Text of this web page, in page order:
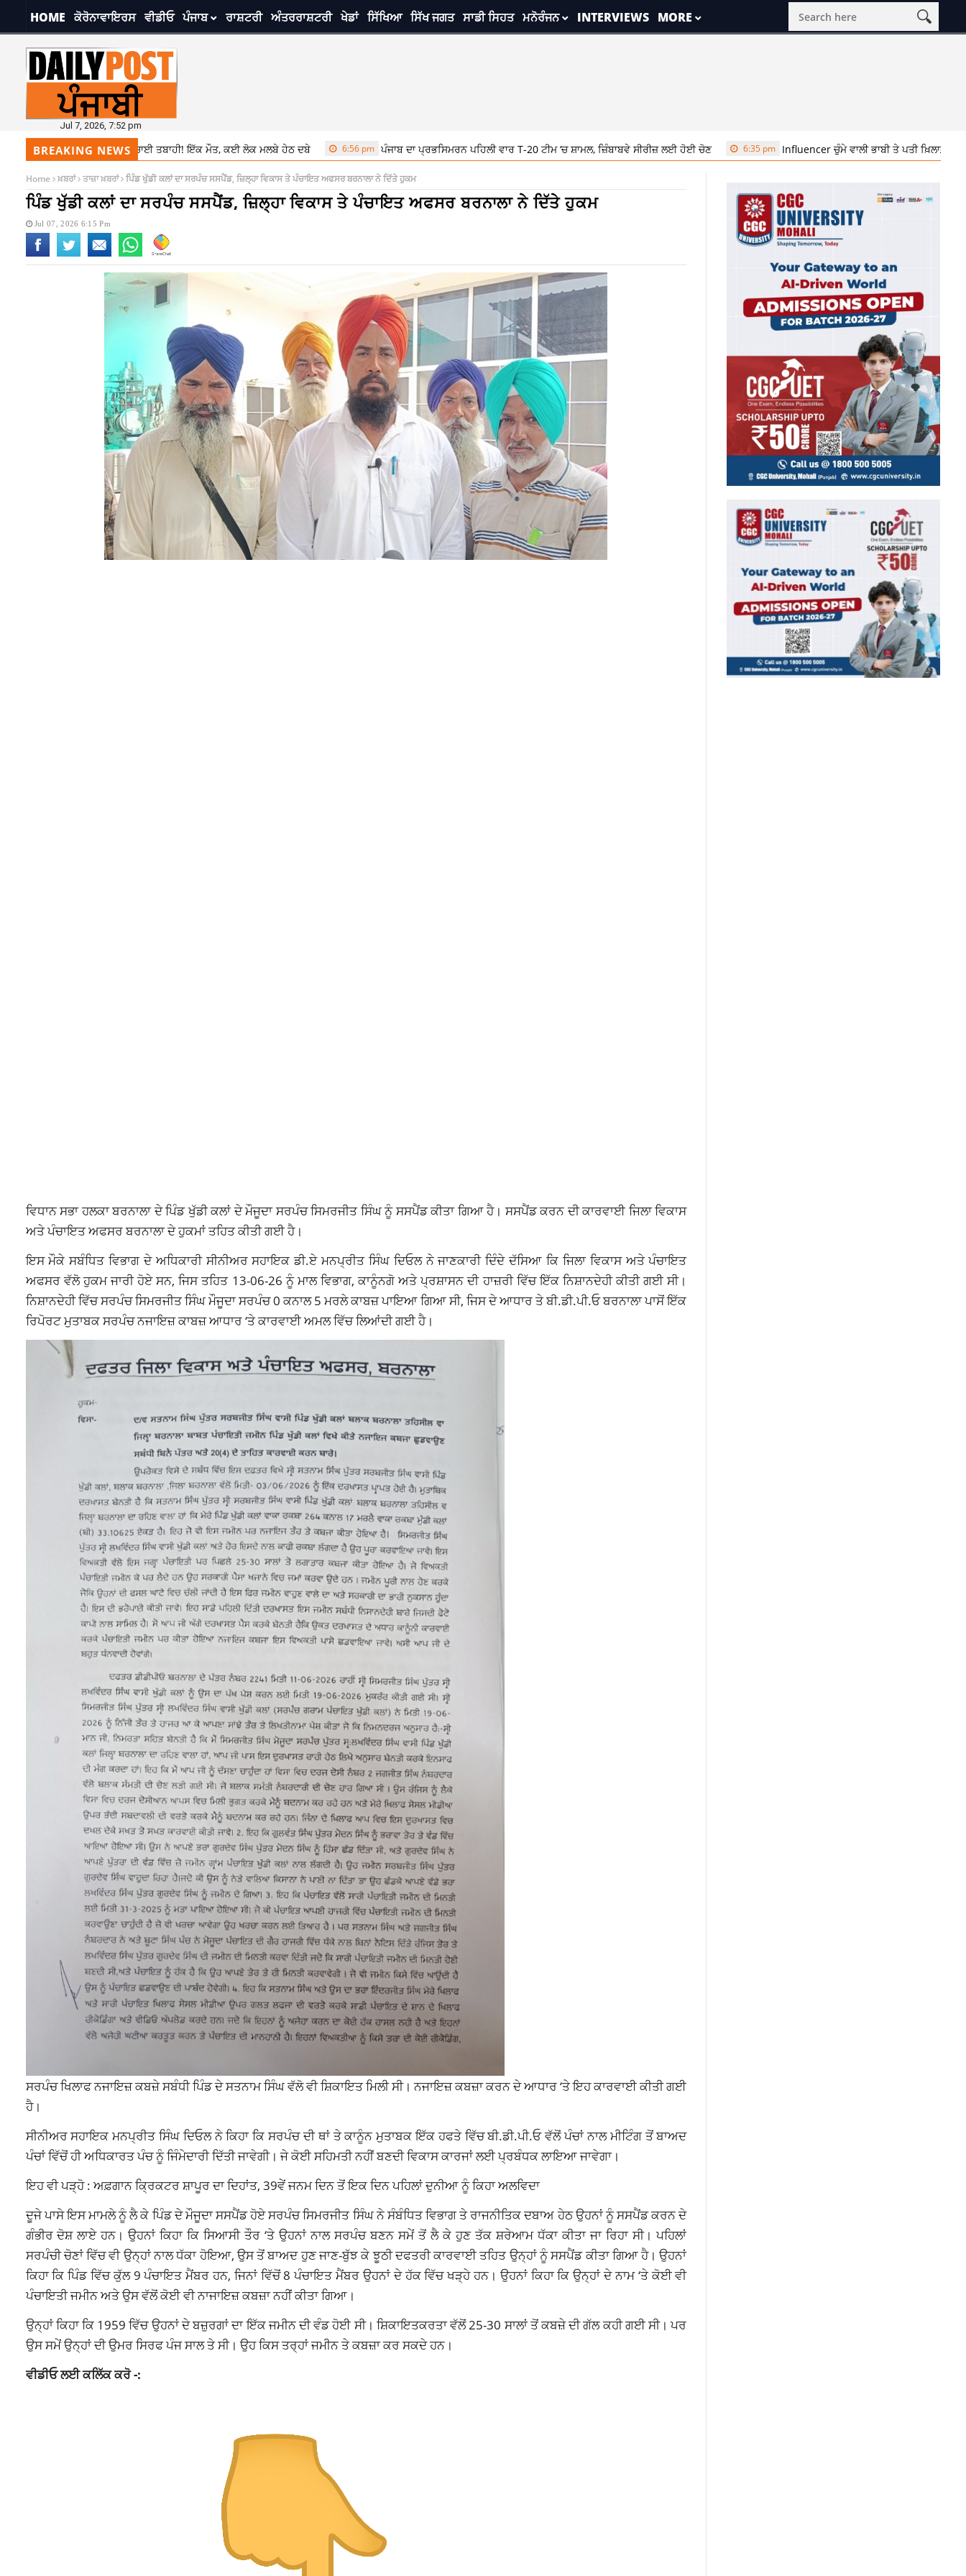
HOME ਕੋਰੋਨਾਵਾਇਰਸ ਵੀਡੀਓ ਪੰਜਾਬ ਰਾਸ਼ਟਰੀ ਅੰਤਰਰਾਸ਼ਟਰੀ ਖੇਡਾਂ ਸਿੱਖਿਆ ਸਿੱਖ ਜਗਤ ਸਾਡੀ ਸਿਹਤ ਮਨੋਰੰਜਨ INTERVIEWS MORE
Jul 7, 2026, 7:52 pm
BREAKING NEWS
ਲੈਂਡਸਲਾਈਡ ਨੇ ਮਚਾਈ ਤਬਾਹੀ! ਇੱਕ ਮੌਤ, ਕਈ ਲੋਕ ਮਲਬੇ ਹੇਠ ਦਬੇ 6:56 pm ਪੰਜਾਬ ਦਾ ਪ੍ਰਭਸਿਮਰਨ ਪਹਿਲੀ ਵਾਰ T-20 ਟੀਮ ‘ਚ ਸ਼ਾਮਲ, ਜ਼ਿੰਬਾਬਵੇ ਸੀਰੀਜ਼ ਲਈ ਹੋਈ ਚੋਣ 6:35 pm Influencer ਚੁੰਮੇ ਵਾਲੀ ਭਾਬੀ ਤੇ ਪਤੀ ਖ਼ਿਲਾਫ਼ ਲੁਧਿਆਣਾ ਪੁਲਿਸ
Home ਖ਼ਬਰਾਂ ਤਾਜ਼ਾ ਖ਼ਬਰਾਂ ਪਿੰਡ ਖੁੱਡੀ ਕਲਾਂ ਦਾ ਸਰਪੰਚ ਸਸਪੈਂਡ, ਜ਼ਿਲ੍ਹਾ ਵਿਕਾਸ ਤੇ ਪੰਚਾਇਤ ਅਫਸਰ ਬਰਨਾਲਾ ਨੇ ਦਿੱਤੇ ਹੁਕਮ
ਪਿੰਡ ਖੁੱਡੀ ਕਲਾਂ ਦਾ ਸਰਪੰਚ ਸਸਪੈਂਡ, ਜ਼ਿਲ੍ਹਾ ਵਿਕਾਸ ਤੇ ਪੰਚਾਇਤ ਅਫਸਰ ਬਰਨਾਲਾ ਨੇ ਦਿੱਤੇ ਹੁਕਮ
Jul 07, 2026 6:15 Pm
ਵਿਧਾਨ ਸਭਾ ਹਲਕਾ ਬਰਨਾਲਾ ਦੇ ਪਿੰਡ ਖੁੱਡੀ ਕਲਾਂ ਦੇ ਮੌਜੂਦਾ ਸਰਪੰਚ ਸਿਮਰਜੀਤ ਸਿੰਘ ਨੂੰ ਸਸਪੈਂਡ ਕੀਤਾ ਗਿਆ ਹੈ। ਸਸਪੈਂਡ ਕਰਨ ਦੀ ਕਾਰਵਾਈ ਜਿਲਾ ਵਿਕਾਸ
ਅਤੇ ਪੰਚਾਇਤ ਅਫਸਰ ਬਰਨਾਲਾ ਦੇ ਹੁਕਮਾਂ ਤਹਿਤ ਕੀਤੀ ਗਈ ਹੈ।
ਇਸ ਮੌਕੇ ਸਬੰਧਿਤ ਵਿਭਾਗ ਦੇ ਅਧਿਕਾਰੀ ਸੀਨੀਅਰ ਸਹਾਇਕ ਡੀ.ਏ ਮਨਪ੍ਰੀਤ ਸਿੰਘ ਦਿਓਲ ਨੇ ਜਾਣਕਾਰੀ ਦਿੰਦੇ ਦੱਸਿਆ ਕਿ ਜਿਲਾ ਵਿਕਾਸ ਅਤੇ ਪੰਚਾਇਤ
ਅਫਸਰ ਵੱਲੋ ਹੁਕਮ ਜਾਰੀ ਹੋਏ ਸਨ, ਜਿਸ ਤਹਿਤ 13-06-26 ਨੂੰ ਮਾਲ ਵਿਭਾਗ, ਕਾਨੂੰਨਗੋ ਅਤੇ ਪ੍ਰਸ਼ਾਸਨ ਦੀ ਹਾਜ਼ਰੀ ਵਿੱਚ ਇੱਕ ਨਿਸ਼ਾਨਦੇਹੀ ਕੀਤੀ ਗਈ ਸੀ।
ਨਿਸ਼ਾਨਦੇਹੀ ਵਿੱਚ ਸਰਪੰਚ ਸਿਮਰਜੀਤ ਸਿੰਘ ਮੌਜੂਦਾ ਸਰਪੰਚ 0 ਕਨਾਲ 5 ਮਰਲੇ ਕਾਬਜ਼ ਪਾਇਆ ਗਿਆ ਸੀ, ਜਿਸ ਦੇ ਆਧਾਰ ਤੇ ਬੀ.ਡੀ.ਪੀ.ਓ ਬਰਨਾਲਾ ਪਾਸੋਂ ਇੱਕ
ਰਿਪੋਰਟ ਮੁਤਾਬਕ ਸਰਪੰਚ ਨਜਾਇਜ਼ ਕਾਬਜ਼ ਆਧਾਰ ‘ਤੇ ਕਾਰਵਾਈ ਅਮਲ ਵਿੱਚ ਲਿਆਂਦੀ ਗਈ ਹੈ।
ਸਰਪੰਚ ਖਿਲਾਫ ਨਜਾਇਜ਼ ਕਬਜ਼ੇ ਸਬੰਧੀ ਪਿੰਡ ਦੇ ਸਤਨਾਮ ਸਿੰਘ ਵੱਲੋ ਵੀ ਸ਼ਿਕਾਇਤ ਮਿਲੀ ਸੀ। ਨਜਾਇਜ਼ ਕਬਜ਼ਾ ਕਰਨ ਦੇ ਆਧਾਰ ‘ਤੇ ਇਹ ਕਾਰਵਾਈ ਕੀਤੀ ਗਈ
ਹੈ।
ਸੀਨੀਅਰ ਸਹਾਇਕ ਮਨਪ੍ਰੀਤ ਸਿੰਘ ਦਿਓਲ ਨੇ ਕਿਹਾ ਕਿ ਸਰਪੰਚ ਦੀ ਥਾਂ ਤੇ ਕਾਨੂੰਨ ਮੁਤਾਬਕ ਇੱਕ ਹਫਤੇ ਵਿੱਚ ਬੀ.ਡੀ.ਪੀ.ਓ ਵੱਲੋਂ ਪੰਚਾਂ ਨਾਲ ਮੀਟਿੰਗ ਤੋਂ ਬਾਅਦ
ਪੰਚਾਂ ਵਿੱਚੋਂ ਹੀ ਅਧਿਕਾਰਤ ਪੰਚ ਨੂੰ ਜਿੰਮੇਦਾਰੀ ਦਿੱਤੀ ਜਾਵੇਗੀ। ਜੇ ਕੋਈ ਸਹਿਮਤੀ ਨਹੀਂ ਬਣਦੀ ਵਿਕਾਸ ਕਾਰਜਾਂ ਲਈ ਪ੍ਰਬੰਧਕ ਲਾਇਆ ਜਾਵੇਗਾ।
ਇਹ ਵੀ ਪੜ੍ਹੋ :ਅਫ਼ਗਾਨ ਕ੍ਰਿਕਟਰ ਸ਼ਾਪੂਰ ਦਾ ਦਿਹਾਂਤ, 39ਵੇਂ ਜਨਮ ਦਿਨ ਤੋਂ ਇਕ ਦਿਨ ਪਹਿਲਾਂ ਦੁਨੀਆ ਨੂੰ ਕਿਹਾ ਅਲਵਿਦਾ
ਦੂਜੇ ਪਾਸੇ ਇਸ ਮਾਮਲੇ ਨੂੰ ਲੈ ਕੇ ਪਿੰਡ ਦੇ ਮੌਜੂਦਾ ਸਸਪੈਂਡ ਹੋਏ ਸਰਪੰਚ ਸਿਮਰਜੀਤ ਸਿੰਘ ਨੇ ਸੰਬੰਧਿਤ ਵਿਭਾਗ ਤੇ ਰਾਜਨੀਤਿਕ ਦਬਾਅ ਹੇਠ ਉਹਨਾਂ ਨੂੰ ਸਸਪੈਂਡ ਕਰਨ ਦੇ
ਗੰਭੀਰ ਦੋਸ਼ ਲਾਏ ਹਨ। ਉਹਨਾਂ ਕਿਹਾ ਕਿ ਸਿਆਸੀ ਤੌਰ ‘ਤੇ ਉਹਨਾਂ ਨਾਲ ਸਰਪੰਚ ਬਣਨ ਸਮੇਂ ਤੋਂ ਲੈ ਕੇ ਹੁਣ ਤੱਕ ਸ਼ਰੇਆਮ ਧੱਕਾ ਕੀਤਾ ਜਾ ਰਿਹਾ ਸੀ। ਪਹਿਲਾਂ
ਸਰਪੰਚੀ ਚੋਣਾਂ ਵਿੱਚ ਵੀ ਉਨ੍ਹਾਂ ਨਾਲ ਧੱਕਾ ਹੋਇਆ, ਉਸ ਤੋਂ ਬਾਅਦ ਹੁਣ ਜਾਣ-ਬੁੱਝ ਕੇ ਝੂਠੀ ਦਫਤਰੀ ਕਾਰਵਾਈ ਤਹਿਤ ਉਨ੍ਹਾਂ ਨੂੰ ਸਸਪੈਂਡ ਕੀਤਾ ਗਿਆ ਹੈ। ਉਹਨਾਂ
ਕਿਹਾ ਕਿ ਪਿੰਡ ਵਿੱਚ ਕੁੱਲ 9 ਪੰਚਾਇਤ ਮੈਂਬਰ ਹਨ, ਜਿਨਾਂ ਵਿੱਚੋਂ 8 ਪੰਚਾਇਤ ਮੈਂਬਰ ਉਹਨਾਂ ਦੇ ਹੱਕ ਵਿੱਚ ਖੜ੍ਹੇ ਹਨ। ਉਹਨਾਂ ਕਿਹਾ ਕਿ ਉਨ੍ਹਾਂ ਦੇ ਨਾਮ ‘ਤੇ ਕੋਈ ਵੀ
ਪੰਚਾਇਤੀ ਜਮੀਨ ਅਤੇ ਉਸ ਵੱਲੋਂ ਕੋਈ ਵੀ ਨਾਜਾਇਜ਼ ਕਬਜ਼ਾ ਨਹੀਂ ਕੀਤਾ ਗਿਆ।
ਉਨ੍ਹਾਂ ਕਿਹਾ ਕਿ 1959 ਵਿੱਚ ਉਹਨਾਂ ਦੇ ਬਜ਼ੁਰਗਾਂ ਦਾ ਇੱਕ ਜਮੀਨ ਦੀ ਵੰਡ ਹੋਈ ਸੀ। ਸ਼ਿਕਾਇਤਕਰਤਾ ਵੱਲੋਂ 25-30 ਸਾਲਾਂ ਤੋਂ ਕਬਜ਼ੇ ਦੀ ਗੱਲ ਕਹੀ ਗਈ ਸੀ। ਪਰ
ਉਸ ਸਮੇਂ ਉਨ੍ਹਾਂ ਦੀ ਉਮਰ ਸਿਰਫ ਪੰਜ ਸਾਲ ਤੇ ਸੀ। ਉਹ ਕਿਸ ਤਰ੍ਹਾਂ ਜਮੀਨ ਤੇ ਕਬਜ਼ਾ ਕਰ ਸਕਦੇ ਹਨ।
ਵੀਡੀਓ ਲਈ ਕਲਿੱਕ ਕਰੋ -: